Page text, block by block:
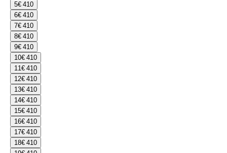
5€ 410
6€ 410
7€ 410
8€ 410
9€ 410
10€ 410
11€ 410
12€ 410
13€ 410
14€ 410
15€ 410
16€ 410
17€ 410
18€ 410